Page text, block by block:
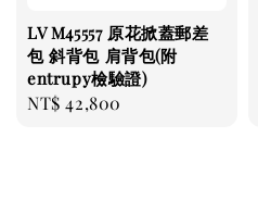
LV M45557 原花掀蓋郵差
包 斜背包 肩背包(附
entrupy檢驗證)
Regular
NT$ 42,800